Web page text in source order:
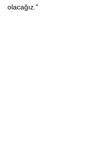
olacağız."